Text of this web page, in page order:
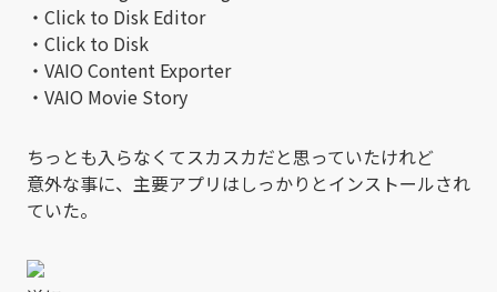
・Click to Disk Editor
・Click to Disk
・VAIO Content Exporter
・VAIO Movie Story
ちっとも入らなくてスカスカだと思っていたけれど
意外な事に、主要アプリはしっかりとインストールされ
ていた。